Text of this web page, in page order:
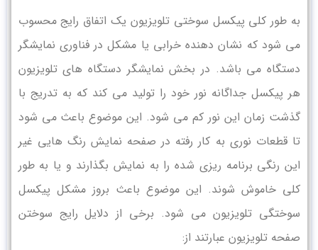
به طور کلی پیکسل سوختی تلویزیون یک اتفاق رایج محسوب
می شود که نشان دهنده خرابی یا مشکل در فناوری نمایشگر
دستگاه می باشد. در بخش نمایشگر دستگاه های تلویزیون
هر پیکسل جداگانه نور خود را تولید می کند که به تدریج با
گذشت زمان این نور کم می شود. این موضوع باعث می شود
تا قطعات نوری به کار رفته در صفحه نمایش رنگ هایی غیر
این رنگی برنامه ریزی شده را به نمایش بگذارند و یا به طور
کلی خاموش شوند. این موضوع باعث بروز مشکل پیکسل
سوختگی تلویزیون می شود. برخی از دلایل رایج سوختن
صفحه تلویزیون عبارتند از: